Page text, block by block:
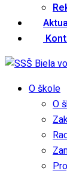
O škole
O